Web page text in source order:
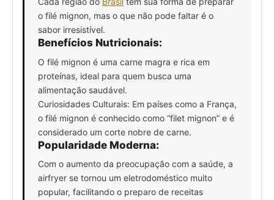
o filé mignon, mas o que não pode faltar é o
sabor irresistível.
Benefícios Nutricionais:
O filé mignon é uma carne magra e rica em
proteínas, ideal para quem busca uma
alimentação saudável.
Curiosidades Culturais: Em países como a França,
o filé mignon é conhecido como “filet mignon” e é
considerado um corte nobre de carne.
Popularidade Moderna:
Com o aumento da preocupação com a saúde, a
airfryer se tornou um eletrodoméstico muito
popular, facilitando o preparo de receitas